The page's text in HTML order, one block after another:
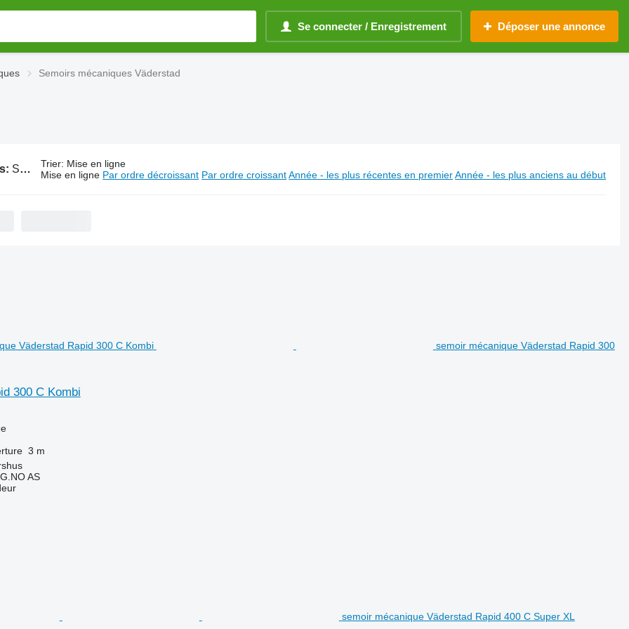
Se connecter / Enregistrement Déposer une annonce
Semoirs mécaniques Väderstad
Semoirs mécaniques Väderstad Trier: Mise en ligne
Mise en ligne Par ordre décroissant Par ordre croissant Année - les plus récentes en premier Année - les plus anciens au début
semoir mécanique Väderstad Rapid 300
300 C Kombi
3 m
AS
semoir mécanique Väderstad Rapid 400 C Super XL